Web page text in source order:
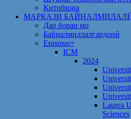
Китобхона
МАРКАЗИ
Дар бораи мо
Байналмиллалгардонӣ
Erasmus+
ICM
2024
Laurea
Sciences